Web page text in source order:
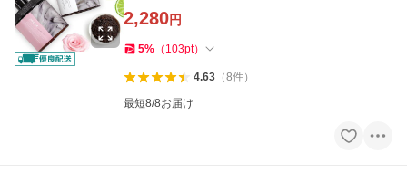
2,280円
5% （ 103pt）
4.63（8件）
最短8/8お届け